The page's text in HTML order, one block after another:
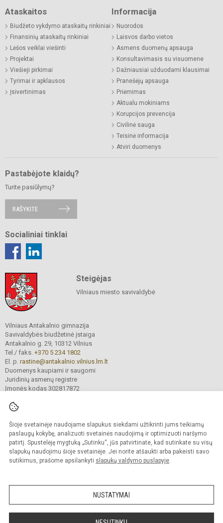
Šioje svetainėje naudojame slapukus siekdami užtikrinti jums teikiamų
paslaugų kokybę, analizuoti svetainės naudojimą ir optimizuoti naršymo
patirtį. Spustelėję mygtuką „Sutinku“, jūs patvirtinate, kad sutinkate su visų
slapukų naudojimu šioje svetainėje. Jei norite atšaukti arba pakeisti savo
sutikimus, prašome apsilankyti slapukų valdymo puslapyje.
NUSTATYMAI
Ataskaitos
Biudžeto vykdymo ataskaitų rinkiniai
Finansinių ataskaitų rinkiniai
Lėšos veiklai viešinti
Projektai
Viešieji pirkimai
Tyrimai ir apklausos
Įsivertinimas
Informacija
Nuorodos
Laisvos darbo vietos
Asmens duomenų apsauga
Konsultavimasis su visuomene
Dažniausiai užduodami klausimai
Pranešėjų apsauga
Priėmimas
Aktualu mokiniams
Korupcijos prevencija
Civilinė sauga
Teisinė informacija
Atviri duomenys
Pastabėjote klaidų?
Turite pasiūlymų?
RAŠYKITE
Socialiniai tinklai
Steigėjas
Vilniaus miesto savivaldybė
Vilniaus Antakalnio gimnazija
Savivaldybės biudžetinė įstaiga
Antakalnio g. 29, 10312 Vilnius
Tel./ faks. +370 5 234 1802
El. p. rastine@antakalnio.vilnius.lm.lt
Duomenys kaupiami ir saugomi
Juridinių asmenų registre
Įmonės kodas 302817872
© 2026. Vilniaus Antakalnio gimnazija. Visos teisės saugomos.
Kopijuoti turinį be raštiško gimnazijos sutikimo griežtai draudžiama.
Versija neįgaliesiems Slapukų valdymas